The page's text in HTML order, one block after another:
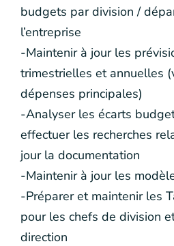
budgets par division /
l’entreprise
-Maintenir à jour les
trimestrielles et annuelles
dépenses principales)
-Analyser les écarts
effectuer les recherches
jour la documentation
-Maintenir à jour les
-Préparer et maintenir les
pour les chefs de division
direction